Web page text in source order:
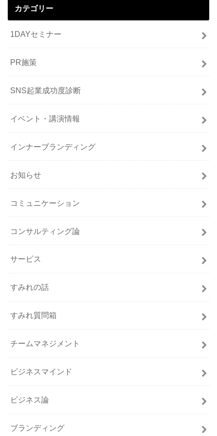
カテゴリー
1DAYセミナー
PR施策
SNS起業成功度診断
イベント・講演情報
インナーブランディング
お知らせ
コミュニケーション
コンサルティング論
サービス
すみれの話
すみれ質問箱
チームマネジメント
ビジネスマインド
ビジネス論
ブランディング